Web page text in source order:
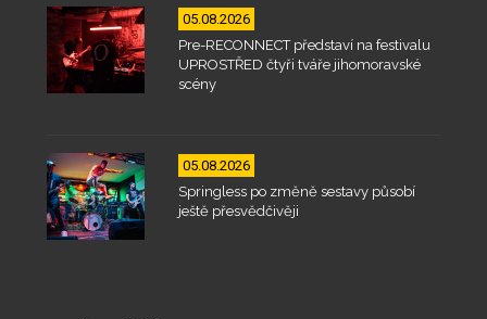
05.08.2026
Pre-RECONNECT představí na festivalu
UPROSTŘED čtyři tváře jihomoravské
scény
05.08.2026
Springless po změně sestavy působí
ještě přesvědčivěji